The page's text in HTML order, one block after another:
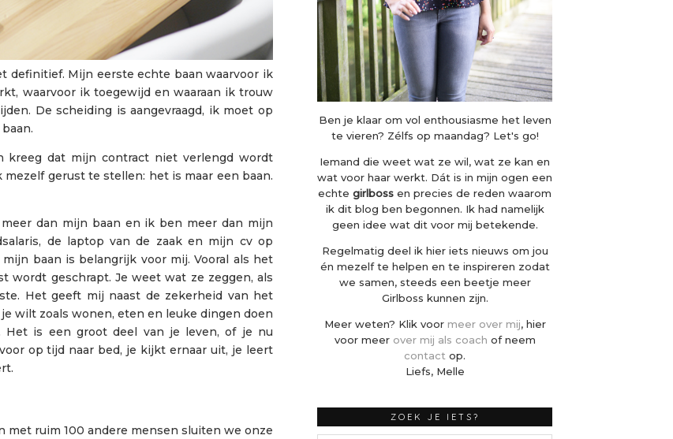
definitief. Mijn eerste echte baan waarvoor ik
waarvoor ik toegewijd en waaraan ik trouw
De scheiding is aangevraagd, ik moet op
dat mijn contract niet verlengd wordt
mezelf gerust te stellen: het is maar een baan.
dan mijn baan en ik ben meer dan mijn
de laptop van de zaak en mijn cv op
baan is belangrijk voor mij. Vooral als het
wordt geschrapt. Je weet wat ze zeggen, als
Het geeft mij naast de zekerheid van het
wilt zoals wonen, eten en leuke dingen doen
is een groot deel van je leven, of je nu
op tijd naar bed, je kijkt ernaar uit, je leert
met ruim 100 andere mensen sluiten we onze
Ben je klaar om vol enthousiasme het leven
te vieren? Zélfs op maandag? Let's go!
Iemand die weet wat ze wil, wat ze kan en
wat voor haar werkt. Dát is in mijn ogen een
echte girlboss en precies de reden waarom
ik dit blog ben begonnen. Ik had namelijk
geen idee wat dit voor mij betekende.
Regelmatig deel ik hier iets nieuws om jou
én mezelf te helpen en te inspireren zodat
we samen, steeds een beetje meer
Girlboss kunnen zijn.
Meer weten? Klik voor meer over mij, hier
voor meer over mij als coach of neem
contact op.
Liefs, Melle
ZOEK JE IETS?